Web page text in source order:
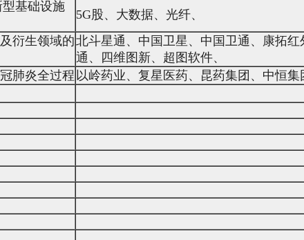
基础设施
5G股、大数据、光纤、
衍生领域的北斗星通、中国卫星、中国卫通、康拓红
通、四维图新、超图软件、
肺炎全过程 以岭药业、复星医药、昆药集团、中恒集